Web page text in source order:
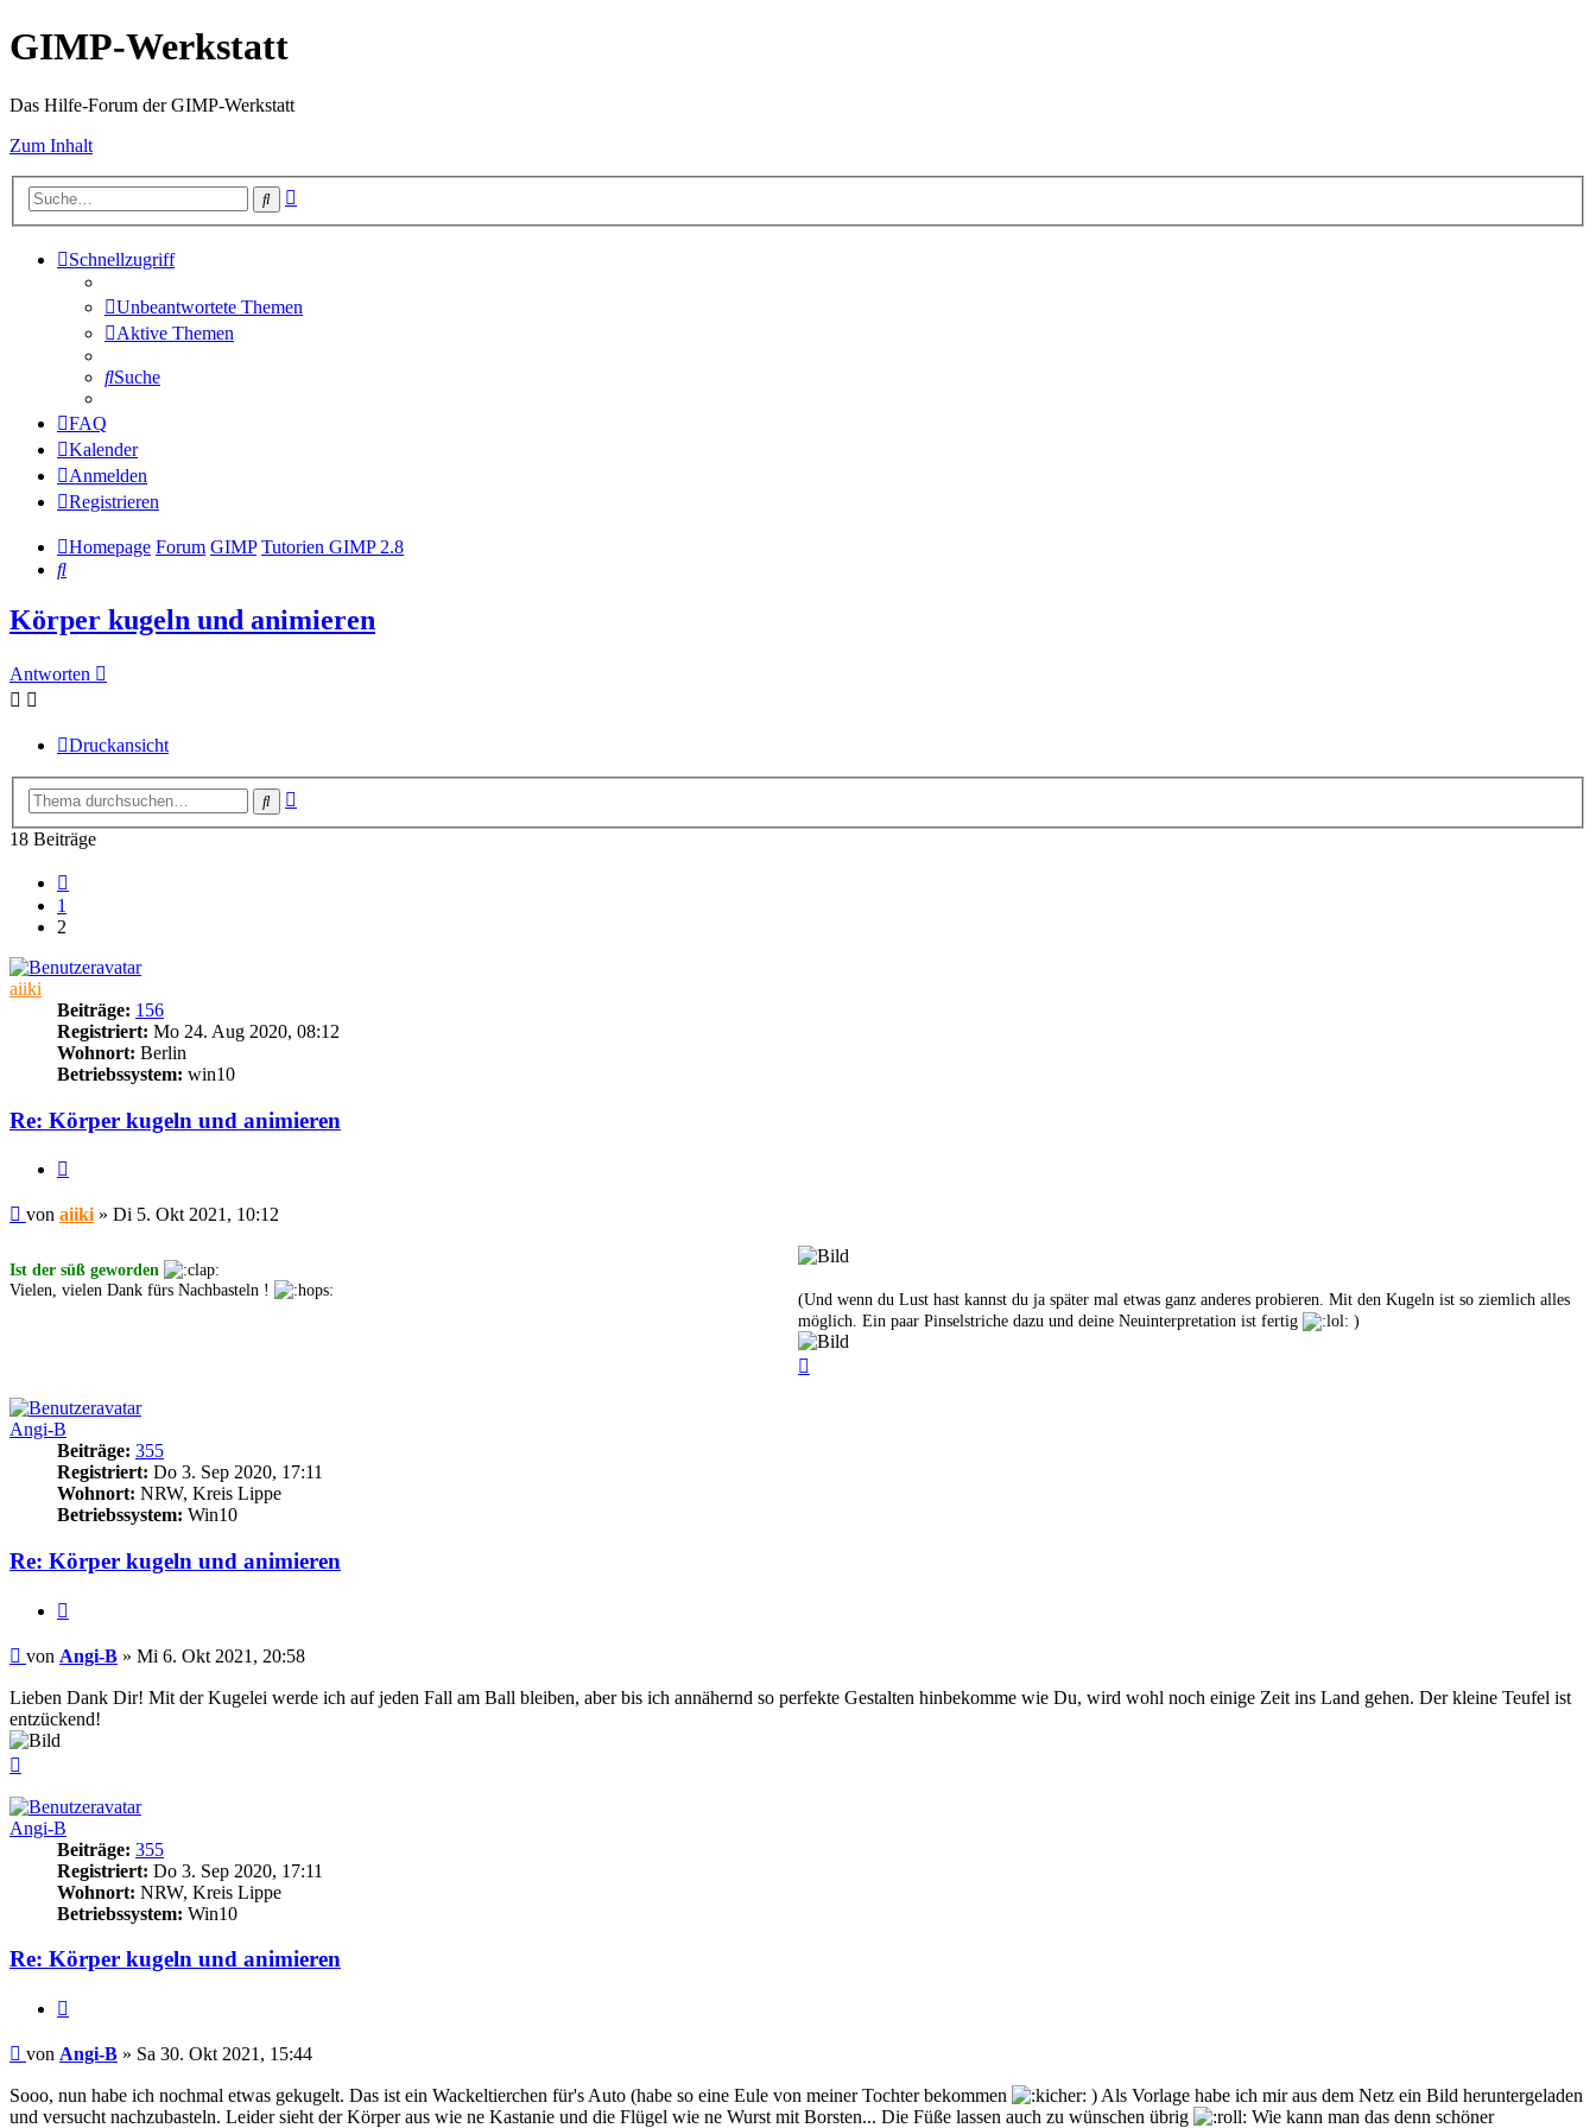
GIMP-Werkstatt
Das Hilfe-Forum der GIMP-Werkstatt
Zum Inhalt
Suche
Schnellzugriff
Unbeantwortete Themen
Aktive Themen
Suche
FAQ
Kalender
Anmelden
Registrieren
Homepage Forum GIMP Tutorien GIMP 2.8
Suche
Körper kugeln und animieren
Antworten
Druckansicht
Suche
18 Beiträge
1
2
aiiki
Beiträge: 156
Registriert: Mo 24. Aug 2020, 08:12
Wohnort: Berlin
Betriebssystem: win10
Re: Körper kugeln und animieren
Beitrag
von aiiki » Di 5. Okt 2021, 10:12
Ist der süß geworden
Vielen, vielen Dank fürs Nachbasteln !
(Und wenn du Lust hast kannst du ja später mal etwas ganz anderes probieren. Mit den Kugeln ist so ziemlich alles
möglich. Ein paar Pinselstriche dazu und deine Neuinterpretation ist fertig
)
Angi-B
Beiträge: 355
Registriert: Do 3. Sep 2020, 17:11
Wohnort: NRW, Kreis Lippe
Betriebssystem: Win10
Re: Körper kugeln und animieren
Beitrag
von Angi-B » Mi 6. Okt 2021, 20:58
Lieben Dank Dir! Mit der Kugelei werde ich auf jeden Fall am Ball bleiben, aber bis ich annähernd so perfekte Gestalten hinbekomme wie Du, wird wohl noch einige Zeit ins Land gehen. Der kleine Teufel ist
entzückend!
Angi-B
Beiträge: 355
Registriert: Do 3. Sep 2020, 17:11
Wohnort: NRW, Kreis Lippe
Betriebssystem: Win10
Re: Körper kugeln und animieren
Beitrag
von Angi-B » Sa 30. Okt 2021, 15:44
Sooo, nun habe ich nochmal etwas gekugelt. Das ist ein Wackeltierchen für's Auto (habe so eine Eule von meiner Tochter bekommen
) Als Vorlage habe ich mir aus dem Netz ein Bild heruntergeladen
und versucht nachzubasteln. Leider sieht der Körper aus wie ne Kastanie und die Flügel wie ne Wurst mit Borsten... Die Füße lassen auch zu wünschen übrig
Wie kann man das denn schöner